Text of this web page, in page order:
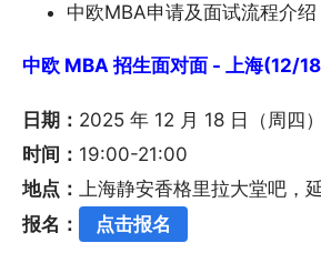
中欧MBA申请及面试流程介
中欧 MBA 招生面对面 - 上海(12/
日期： 2025 年 12 月 18 日（周四）
时间： 19:00-21:00
地点： 上海静安香格里拉大堂吧，
报名：
点击报名